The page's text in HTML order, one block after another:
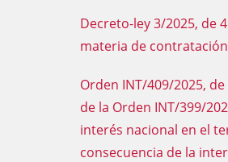
Decreto-ley 3/2025, de
materia de
Orden INT/409/2025,
de la Orden INT/399/
interés nacional en el
consecuencia de la